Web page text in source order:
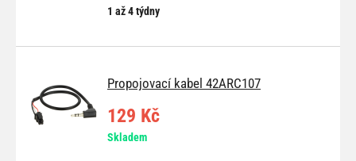
1 až 4 týdny
Propojovací kabel 42ARC107
129 Kč
Skladem